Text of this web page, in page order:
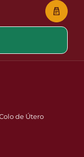
de Útero